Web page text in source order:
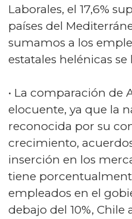
Laborales, el 17,6%
países del
sumamos a los
estatales helénicas se
• La comparación de
elocuente, ya que la
reconocida por su
crecimiento,
inserción en los
tiene
empleados en el
debajo del 10%, Chile